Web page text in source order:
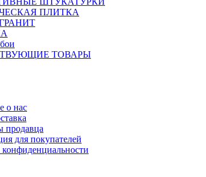
ПЛИТКА
ТОВАРЫ
о нас
продавца
для покупателей